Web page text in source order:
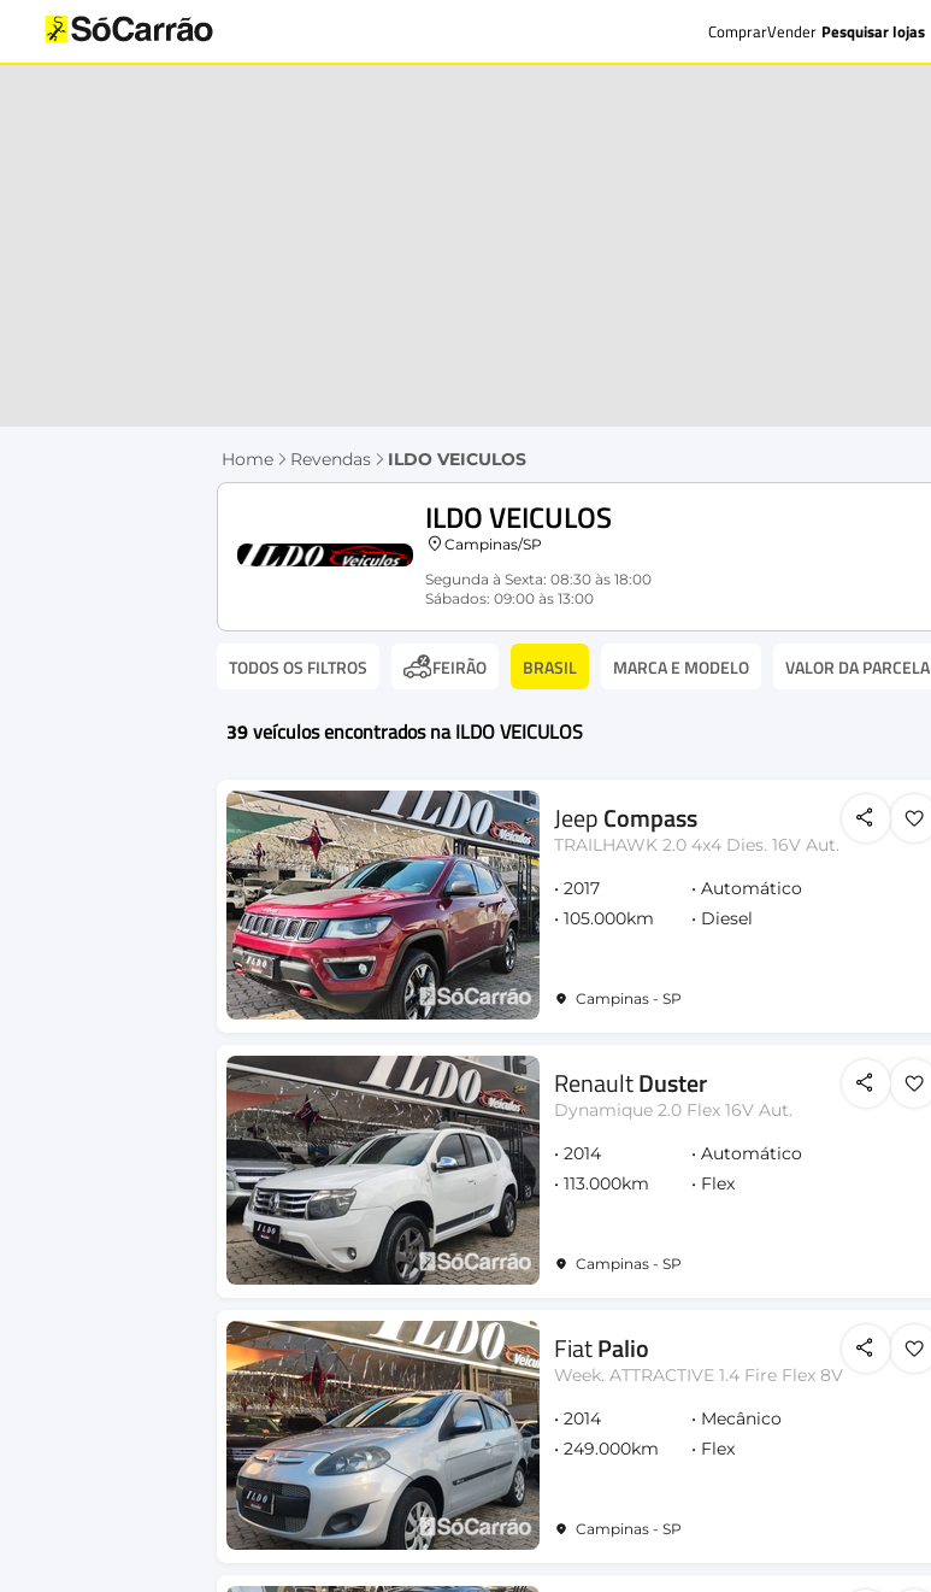
ComprarVender Pesquisar lojas
Home Revendas ILDO VEICULOS
ILDO VEICULOS
Campinas/SP
Segunda à Sexta: 08:30 às 18:00
Sábados: 09:00 às 13:00
TODOS OS FILTROS FEIRÃO BRASIL MARCA E MODELO VALOR DA PARCELA
39veículos encontrados na ILDO VEICULOS
JeepCompass
TRAILHAWK 2.0 4x4 Dies. 16V Aut.
2017
Automático
105.000km
Diesel
Campinas - SP
RenaultDuster
Dynamique 2.0 Flex 16V Aut.
2014
Automático
113.000km
Flex
Campinas - SP
FiatPalio
Week. ATTRACTIVE 1.4 Fire Flex 8V
2014
Mecânico
249.000km
Flex
Campinas - SP